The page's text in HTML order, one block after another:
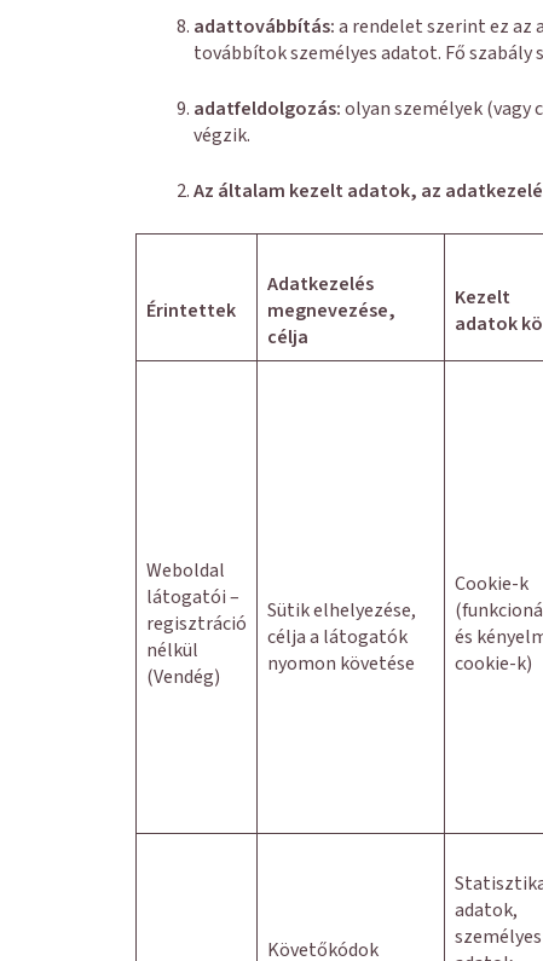
adattovábbítás:a rendelet szerint ez az
továbbítok személyes adatot. Fő szabály
adatfeldolgozás:olyan személyek (vagy
végzik.
Az általam kezelt adatok, az
Érintettek
Adatkezelés
megnevezése,
célja
Kezelt
adatok
Weboldal
látogatói –
regisztráció
nélkül
(Vendég)
Sütik elhelyezése,
célja a látogatók
nyomon követése
Cookie-k
és
cookie-k)
Követőkódok
adatok,
személyes